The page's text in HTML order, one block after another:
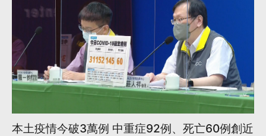
本土疫情今破3萬例 中重症92例、死亡60例創近